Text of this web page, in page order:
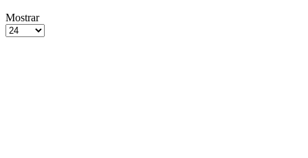
grelha
de
Lista
Mostrar
Produtos